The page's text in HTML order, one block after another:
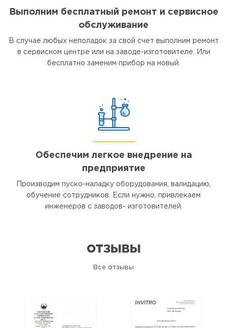
Выполним бесплатный ремонт и сервисное
обслуживание
В случае любых неполадок за свой счет выполним ремонт
в сервисном центре или на заводе-изготовителе. Или
бесплатно заменим прибор на новый.
Обеспечим легкое внедрение на
предприятие
Производим пуско-наладку оборудования, валидацию,
обучение сотрудников. Если нужно, привлекаем
инженеров с заводов- изготовителей.
ОТЗЫВЫ
Все отзывы